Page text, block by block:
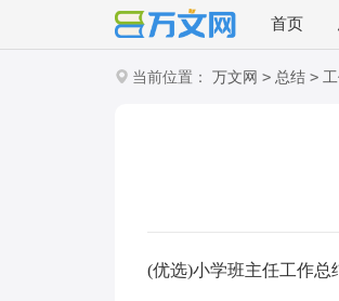
首页
当前位置： 万文网 > 总结 >
(优选)小学班主任工作总